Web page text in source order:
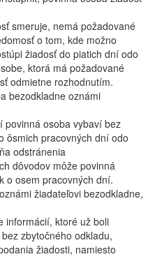
smeruje, nemá požadované
o tom, kde možno
žiadosť do piatich dní odo
ktorá má požadované
odmietne rozhodnutím.
bezodkladne oznámi
povinná osoba vybaví bez
ôsmich pracovných dní odo
odstránenia
dôvodov môže povinná
o osem pracovných dní.
žiadateľovi bezodkladne,
informácií, ktoré už boli
zbytočného odkladu,
žiadosti, namiesto